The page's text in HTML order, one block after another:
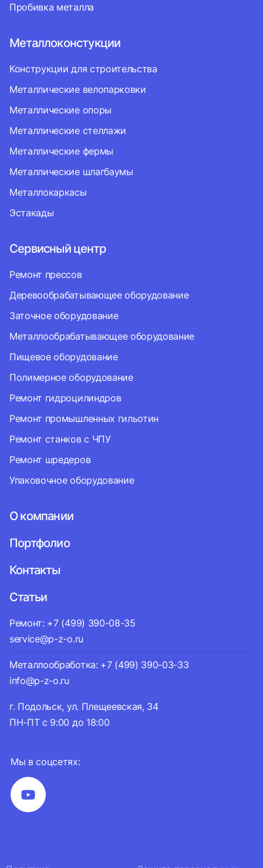
Мы в соцсетях:
Пробивка металла
Металлоконстукции
Конструкции для строительства
Металлические велопарковки
Металлические опоры
Металлические стеллажи
Металлические фермы
Металлические шлагбаумы
Металлокаркасы
Эстакады
Сервисный центр
Ремонт прессов
Деревообрабатывающее оборудование
Заточное оборудование
Металлообрабатывающее оборудование
Пищевое оборудование
Полимерное оборудование
Ремонт гидроцилиндров
Ремонт промышленных гильотин
Ремонт станков с ЧПУ
Ремонт шредеров
Упаковочное оборудование
О компании
Портфолио
Контакты
Статьи
Ремонт: +7 (499) 390-08-35
service@p-z-o.ru
Металлообработка: +7 (499) 390-03-33
info@p-z-o.ru
г. Подольск, ул. Плещеевская, 34
ПН-ПТ с 9:00 до 18:00